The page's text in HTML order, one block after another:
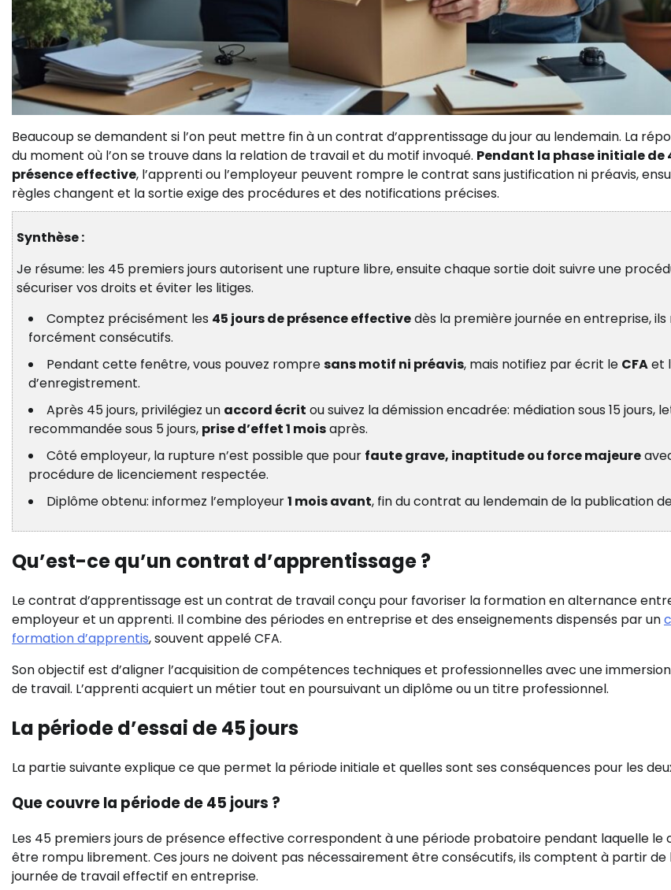
Beaucoup se demandent si l’on peut mettre fin à un contrat d’apprentissage du jour au lendemain. La
du moment où l’on se trouve dans la relation de travail et du motif invoqué. Pendant la phase initiale de
présence effective, l’apprenti ou l’employeur peuvent rompre le contrat sans justification ni préavis,
règles changent et la sortie exige des procédures et des notifications précises.
Synthèse :
Je résume: les 45 premiers jours autorisent une rupture libre, ensuite chaque sortie doit suivre une
sécuriser vos droits et éviter les litiges.
Comptez précisément les 45 jours de présence effectivedès la première journée en entreprise, ils
forcément consécutifs.
Pendant cette fenêtre, vous pouvez rompresans motif ni préavis, mais notifiez par écrit le CFAet
d’enregistrement.
Après 45 jours, privilégiez un accord écrit ou suivez la démission encadrée: médiation sous 15 jours,
recommandée sous 5 jours, prise d’effet 1 moisaprès.
Côté employeur, la rupture n’est possible que pour faute grave, inaptitude ou force majeure
procédure de licenciement respectée.
Diplôme obtenu: informez l’employeur1 mois avant, fin du contrat au lendemain de la publication
Qu’est-ce qu’un contrat d’apprentissage ?
Le contrat d’apprentissage est un contrat de travail conçu pour favoriser la formation en alternance
employeur et un apprenti. Il combine des périodes en entreprise et des enseignements dispensés par un
formation d’apprentis, souvent appelé CFA.
Son objectif est d’aligner l’acquisition de compétences techniques et professionnelles avec une
de travail. L’apprenti acquiert un métier tout en poursuivant un diplôme ou un titre professionnel.
La période d’essai de 45 jours
La partie suivante explique ce que permet la période initiale et quelles sont ses conséquences pour les
Que couvre la période de 45 jours ?
Les 45 premiers jours de présence effective correspondent à une période probatoire pendant laquelle
être rompu librement. Ces jours ne doivent pas nécessairement être consécutifs, ils comptent à partir
journée de travail effectif en entreprise.